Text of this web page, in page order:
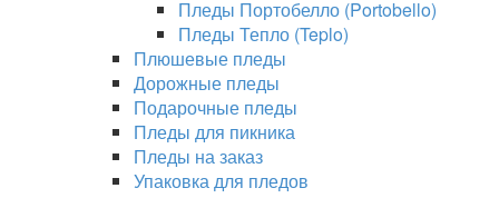
Пледы Портобелло (Portobello)
Пледы Тепло (Teplo)
Плюшевые пледы
Дорожные пледы
Подарочные пледы
Пледы для пикника
Пледы на заказ
Упаковка для пледов